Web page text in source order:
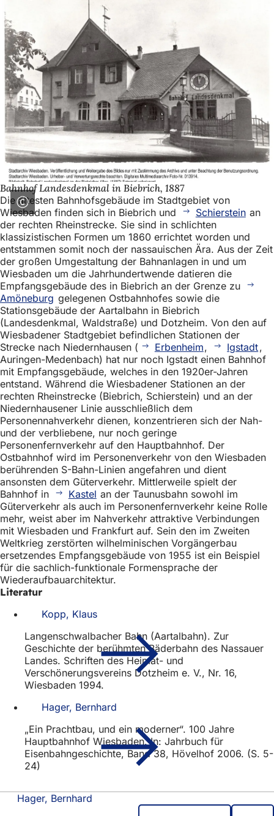
Bahnhof Landesdenkmal in Biebrich, 1887
Die ältesten Bahnhofsgebäude im Stadtgebiet von
Wiesbaden finden sich in Biebrich und
Schierstein an
der rechten Rheinstrecke. Sie sind in schlichten
klassizistischen Formen um 1860 errichtet worden und
entstammen somit noch der nassauischen Ära. Aus der Zeit
der großen Umgestaltung der Bahnanlagen in und um
Wiesbaden um die Jahrhundertwende datieren die
Empfangsgebäude des in Biebrich an der Grenze zu
Amöneburg gelegenen Ostbahnhofes sowie die
Stationsgebäude der Aartalbahn in Biebrich
(Landesdenkmal, Waldstraße) und Dotzheim. Von den auf
Wiesbadener Stadtgebiet befindlichen Stationen der
Strecke nach Niedernhausen (
Erbenheim, Igstadt,
Auringen-Medenbach) hat nur noch Igstadt einen Bahnhof
mit Empfangsgebäude, welches in den 1920er-Jahren
entstand. Während die Wiesbadener Stationen an der
rechten Rheinstrecke (Biebrich, Schierstein) und an der
Niedernhausener Linie ausschließlich dem
Personennahverkehr dienen, konzentrieren sich der Nah-
und der verbliebene, nur noch geringe
Personenfernverkehr auf den Hauptbahnhof. Der
Ostbahnhof wird im Personenverkehr von den Wiesbaden
berührenden S-Bahn-Linien angefahren und dient
ansonsten dem Güterverkehr. Mittlerweile spielt der
Bahnhof in
Kastel an der Taunusbahn sowohl im
Güterverkehr als auch im Personenfernverkehr keine Rolle
mehr, weist aber im Nahverkehr attraktive Verbindungen
mit Wiesbaden und Frankfurt auf. Sein den im Zweiten
Weltkrieg zerstörten wilhelminischen Vorgängerbau
ersetzendes Empfangsgebäude von 1955 ist ein Beispiel
für die sachlich-funktionale Formensprache der
Wiederaufbauarchitektur.
Literatur
Kopp, Klaus
Langenschwalbacher Bahn (Aartalbahn). Zur
Geschichte der berühmten Bäderbahn des Nassauer
Landes. Schriften des Heimat- und
Verschönerungsvereins Dotzheim e. V., Nr. 16,
Wiesbaden 1994.
Hager, Bernhard
„Ein Prachtbau, und ein moderner“. 100 Jahre
Hauptbahnhof Wiesbaden. In: Jahrbuch für
Eisenbahngeschichte, Band 38, Hövelhof 2006. (S. 5-
24)
Hager, Bernhard